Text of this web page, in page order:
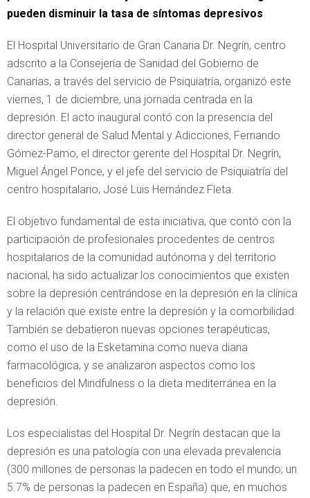
pueden disminuir la tasa de síntomas depresivos
El Hospital Universitario de Gran Canaria Dr. Negrín, centro
adscrito a la Consejería de Sanidad del Gobierno de
Canarias, a través del servicio de Psiquiatría, organizó este
viernes, 1 de diciembre, una jornada centrada en la
depresión. El acto inaugural contó con la presencia del
director general de Salud Mental y Adicciones, Fernando
Gómez-Pamo, el director gerente del Hospital Dr. Negrín,
Miguel Ángel Ponce, y el jefe del servicio de Psiquiatría del
centro hospitalario, José Luis Hernández Fleta.
El objetivo fundamental de esta iniciativa, que contó con la
participación de profesionales procedentes de centros
hospitalarios de la comunidad autónoma y del territorio
nacional, ha sido actualizar los conocimientos que existen
sobre la depresión centrándose en la depresión en la clínica
y la relación que existe entre la depresión y la comorbilidad.
También se debatieron nuevas opciones terapéuticas,
como el uso de la Esketamina como nueva diana
farmacológica, y se analizaron aspectos como los
beneficios del Mindfulness o la dieta mediterránea en la
depresión.
Los especialistas del Hospital Dr. Negrín destacan que la
depresión es una patología con una elevada prevalencia
(300 millones de personas la padecen en todo el mundo; un
5.7% de personas la padecen en España) que, en muchos